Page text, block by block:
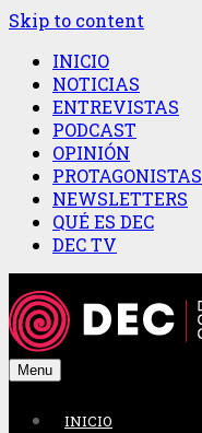
Skip to content
INICIO
NOTICIAS
ENTREVISTAS
PODCAST
OPINIÓN
PROTAGONISTAS
NEWSLETTERS
QUÉ ES DEC
DEC TV
Menu
INICIO